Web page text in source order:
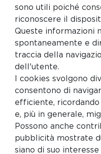
sono utili poiché
riconoscere il
Queste informazioni
spontaneamente e
traccia della
dell'utente.
I cookies svolgono
consentono di
efficiente,
e, più in generale,
Possono anche
pubblicità mostrate
siano di suo